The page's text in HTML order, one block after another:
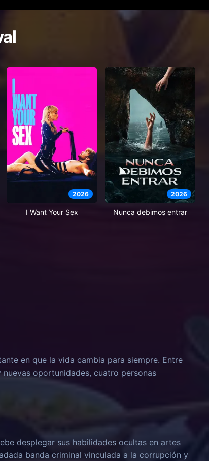
2026
I Want Your Sex
2026
Nunca debimos entrar
en que la vida cambia para siempre. Entre
oportunidades, cuatro personas
desplegar sus habilidades ocultas en artes
banda criminal vinculada a la corrupción y